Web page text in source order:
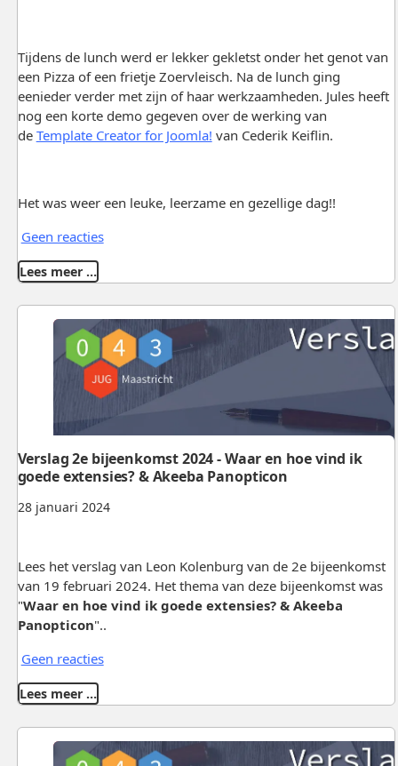
Tijdens de lunch werd er lekker gekletst onder het genot van
een Pizza of een frietje Zoervleisch. Na de lunch ging
eenieder verder met zijn of haar werkzaamheden. Jules heeft
nog een korte demo gegeven over de werking van
de Template Creator for Joomla! van Cederik Keiflin.
Het was weer een leuke, leerzame en gezellige dag!!
Geen reacties
Lees meer …
28 januari 2024
Verslag 2e bijeenkomst 2024 - Waar en hoe vind ik
goede extensies? & Akeeba Panopticon
Lees het verslag van Leon Kolenburg van de 2e bijeenkomst
van 19 februari 2024. Het thema van deze bijeenkomst was
"Waar en hoe vind ik goede extensies? & Akeeba
Panopticon"..
Geen reacties
Lees meer …